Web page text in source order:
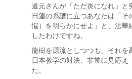
道元さんが「ただ炎になれ」と
日蓮の系譜に立つあなたは「
悩）を明らかにせよ」と、法華
したわけですね。
龍樹を源流としつつも、それを
日本教学の対決、非常に見応え
た。